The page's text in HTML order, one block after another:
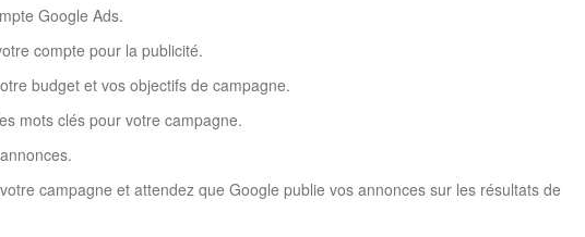
Google Ads.
compte pour la publicité.
budget et vos objectifs de campagne.
mots clés pour votre campagne.
campagne et attendez que Google publie vos annonces sur les résultats de